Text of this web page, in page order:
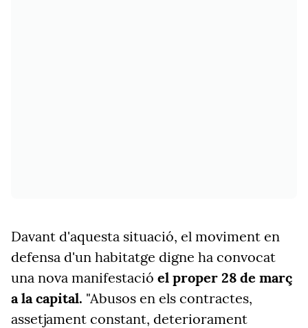
Davant d'aquesta situació, el moviment en
defensa d'un habitatge digne ha convocat
una nova manifestació el proper 28 de març
a la capital. "Abusos en els contractes,
assetjament constant, deteriorament